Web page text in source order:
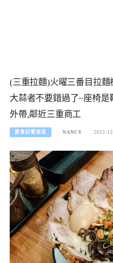
(三重拉麵)火曜三番目拉
大蒜者不要錯過了~座椅是
外帶,鄰近三重商工
愛食記暫放區 NANCY 2022-